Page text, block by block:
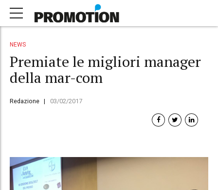
NEWS
Premiate le migliori manager
della mar-com
Redazione 03/02/2017